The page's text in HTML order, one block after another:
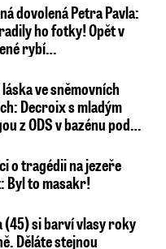
dovolená Petra Pavla:
ho fotky! Opět v
rybí…
ve sněmovních
Decroix s mladým
z ODS v bazénu pod…
o tragédii na jezeře
Byl to masakr!
(45) si barví vlasy roky
Děláte stejnou